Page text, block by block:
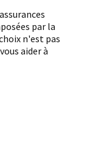
par la
n'est pas
aider à